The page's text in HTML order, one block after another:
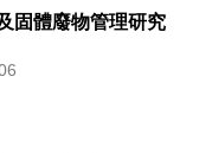
固體廢物管理研究